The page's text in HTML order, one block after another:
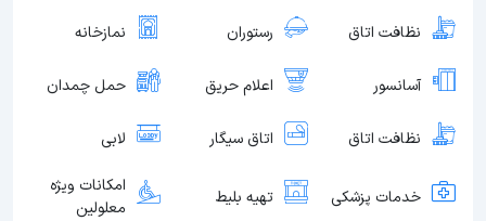
نظافت اتاق رستوران نمازخانه
آسانسور اعلام حریق حمل چمدان
نظافت اتاق اتاق سیگار لابی
خدمات پزشکی تهیه بلیط
امکانات ویژه
معلولین